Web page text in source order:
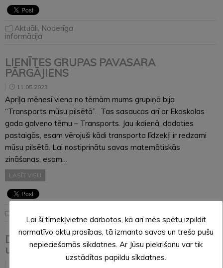
Aktuāli Noderīga
informācija
LIENĪTES GRUPAS PAVASARA
PĀRGĀJIENS
11.05.2023
Aprīļa mēnesī viena no tēmām mums grupiņā bija
“Transports mūsu pilsētā”. Tas sasaucas arī ar Ekoskolas
gada galveno tēmu – Transports. Jau ikdienā, dodoties
pastaigās, esam vērojuši kādi transporta līdzekļi ir redzami
mūsu pilsētā. Lai nostiprinātu savas matemātiskās
zināšanas, esam…
LASĪT VISU
Dome atceļ atļaujas spēļu zāļu atvēršanai
un azartspēļu organizēšanai
Lai šī tīmekļvietne darbotos, kā arī mēs spētu izpildīt
normatīvo aktu prasības, tā izmanto savas un trešo pušu
nepieciešamās sīkdatnes. Ar Jūsu piekrišanu var tik
uzstādītas papildu sīkdatnes.